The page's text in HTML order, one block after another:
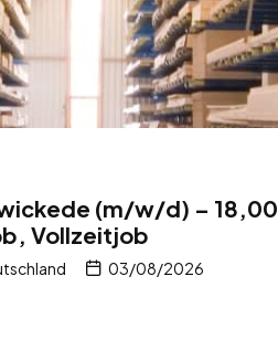
(m/w/d) – 18,00
Vollzeitjob
03/08/2026